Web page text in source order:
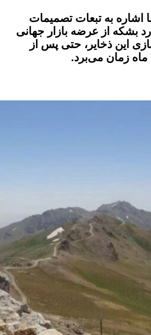
اشاره به تبعات تصمیمات
نوشت: ۲.۶ میلیارد بشکه از عرضه بازار جهانی
این ذخایر، حتی پس از